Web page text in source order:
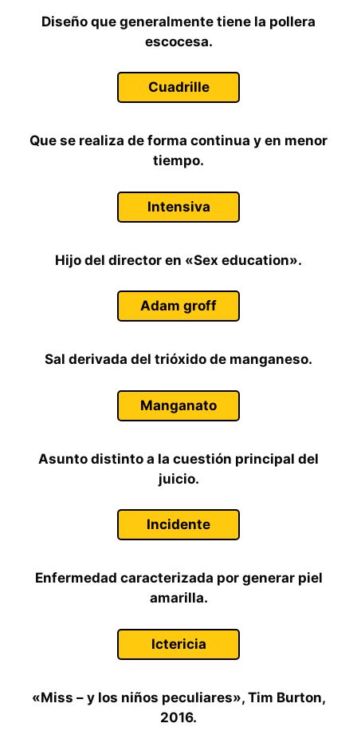
Diseño que generalmente tiene la pollera
escocesa.
Cuadrille
Que se realiza de forma continua y en menor
tiempo.
Intensiva
Hijo del director en «Sex education».
Adam groff
Sal derivada del trióxido de manganeso.
Manganato
Asunto distinto a la cuestión principal del
juicio.
Incidente
Enfermedad caracterizada por generar piel
amarilla.
Ictericia
«Miss – y los niños peculiares», Tim Burton,
2016.